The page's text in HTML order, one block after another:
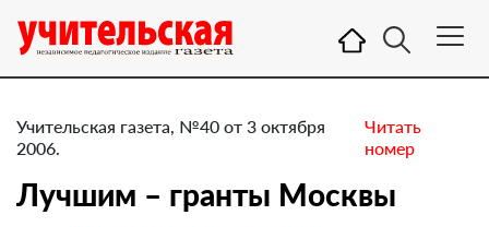
Учительская газета, №40 от 3 октября
2006.
Читать
номер
Лучшим – гранты Москвы